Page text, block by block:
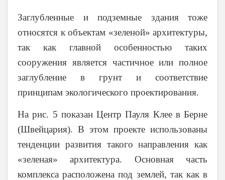
Заглубленные и подземные здания тоже
относятся к объектам «зеленой» архитектуры,
так как главной особенностью таких
сооружения является частичное или полное
заглубление в грунт и соответствие
принципам экологического проектирования.
На рис. 5 показан Центр Пауля Клее в Берне
(Швейцария). В этом проекте использованы
тенденции развития такого направления как
«зеленая» архитектура. Основная часть
комплекса расположена под землей, так как в